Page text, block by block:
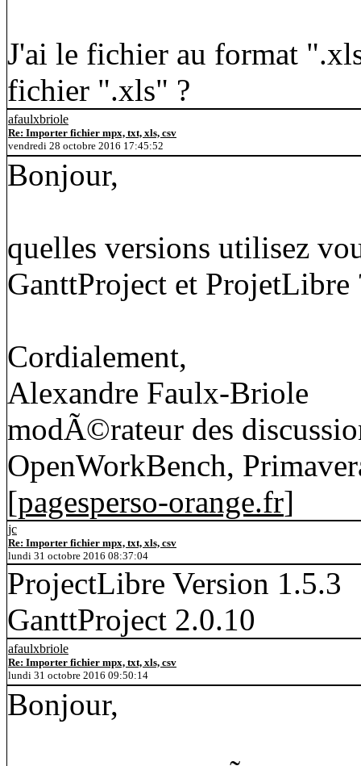
J'ai le fichier au format
fichier ".xls" ?
afaulxbriole
Re: Importer fichier mpx, txt, xls, csv
vendredi 28 octobre 2016 17:45:52
Bonjour,
quelles versions utilisez
GanttProject et ProjetLibre
Cordialement,
Alexandre Faulx-Briole
modÃ©rateur des
OpenWorkBench,
[pagesperso-orange.fr]
jc
Re: Importer fichier mpx, txt, xls, csv
lundi 31 octobre 2016 08:37:04
ProjectLibre Version 1.5.3
GanttProject 2.0.10
afaulxbriole
Re: Importer fichier mpx, txt, xls, csv
lundi 31 octobre 2016 09:50:14
Bonjour,